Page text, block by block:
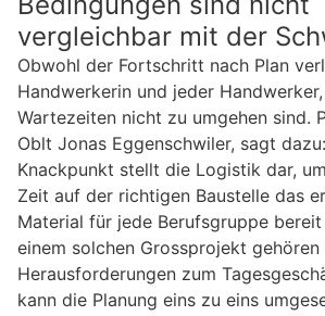
vergleichbar mit der
Obwohl der Fortschritt nach Plan
Handwerkerin und jeder
Wartezeiten nicht zu umgehen sind.
Oblt Jonas Eggenschwiler, sagt
Knackpunkt stellt die Logistik dar,
Zeit auf der richtigen Baustelle das
Material für jede Berufsgruppe bereit
einem solchen Grossprojekt
Herausforderungen zum
kann die Planung eins zu eins